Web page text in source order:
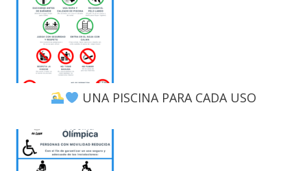
UNA PISCINA PARA CADA USO